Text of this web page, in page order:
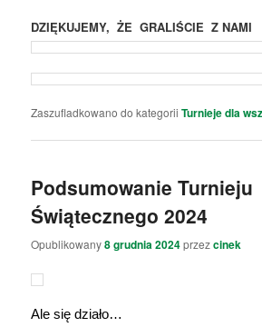
DZIĘKUJEMY, ŻE GRALIŚCIE Z NAMI
Zaszufladkowano do kategorii Turnieje dla
Podsumowanie Turnieju
Świątecznego 2024
Opublikowany8 grudnia 2024przezcinek
Ale się działo…